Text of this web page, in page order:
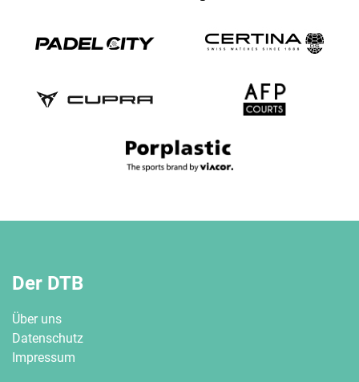
Der DTB
Über uns
Datenschutz
Impressum